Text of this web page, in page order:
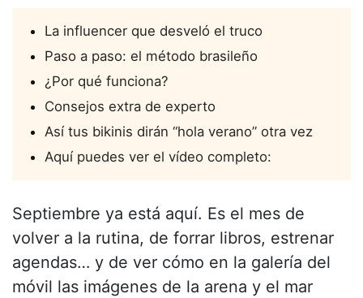
La influencer que desveló el truco
Paso a paso: el método brasileño
¿Por qué funciona?
Consejos extra de experto
Así tus bikinis dirán “hola verano” otra vez
Aquí puedes ver el vídeo completo:
Septiembre ya está aquí. Es el mes de
volver a la rutina, de forrar libros, estrenar
agendas… y de ver cómo en la galería del
móvil las imágenes de la arena y el mar